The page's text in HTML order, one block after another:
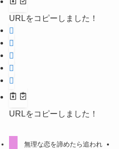
URLをコピーしました！
URLをコピーしました！
無理な恋を諦めたら追われ